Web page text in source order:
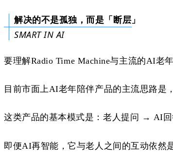
解决的不是孤独，而是「断层」
SMART IN AI
要理解Radio Time Machine与主流的AI老
目前市面上AI老年陪伴产品的主流思路是
这类产品的基本模式是：老人提问 → AI回
即便AI再智能，它与老人之间的互动依然